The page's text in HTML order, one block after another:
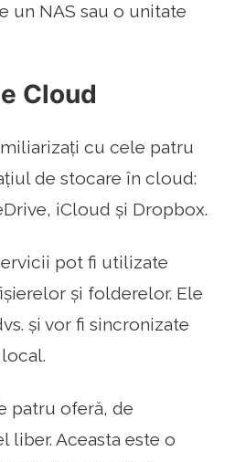
un NAS sau o unitate
Cloud
cu cele patru
de stocare în cloud:
iCloud și Dropbox.
pot fi utilizate
și folderelor. Ele
și vor fi sincronizate
patru oferă, de
liber. Aceasta este o